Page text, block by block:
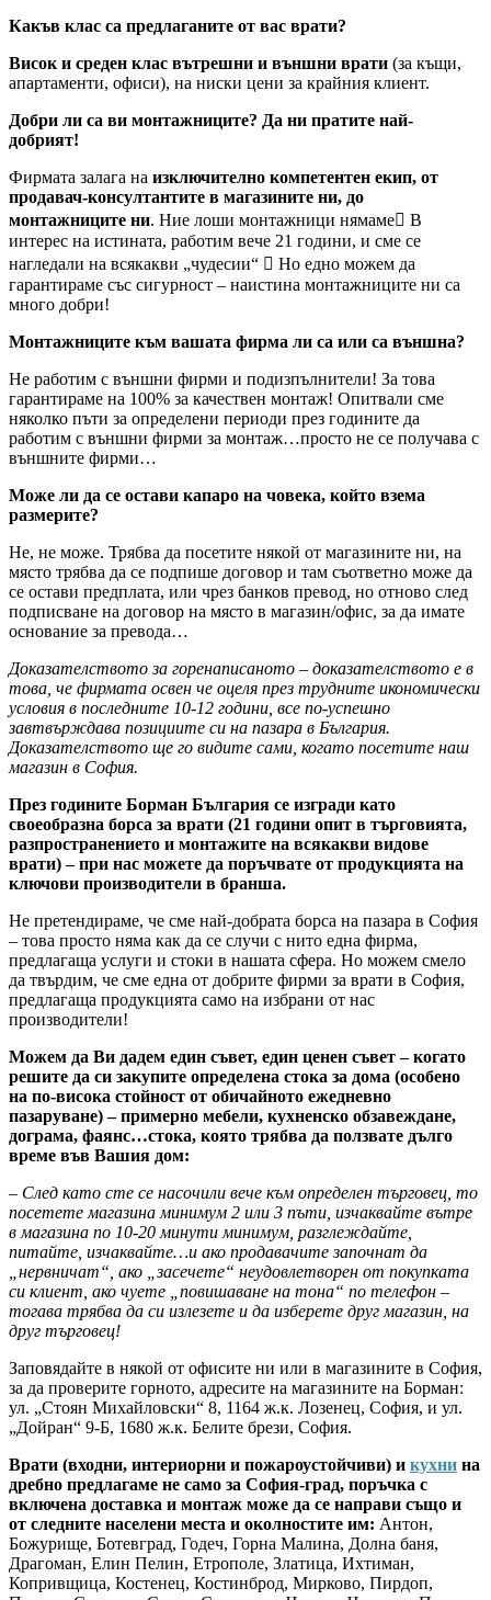
Какъв клас са предлаганите от вас врати?
Висок и среден клас вътрешни и външни врати (за къщи,
апартаменти, офиси), на ниски цени за крайния клиент.
Добри ли са ви монтажниците? Да ни пратите най-
добрият!
Фирмата залага на изключително компетентен екип, от
продавач-консултантите в магазините ни, до
монтажниците ни. Ние лоши монтажници нямаме В
интерес на истината, работим вече 21 години, и сме се
нагледали на всякакви „чудесии“  Но едно можем да
гарантираме със сигурност – наистина монтажниците ни са
много добри!
Монтажниците към вашата фирма ли са или са външна?
Не работим с външни фирми и подизпълнители! За това
гарантираме на 100% за качествен монтаж! Опитвали сме
няколко пъти за определени периоди през годините да
работим с външни фирми за монтаж…просто не се получава с
външните фирми…
Може ли да се остави капаро на човека, който взема
размерите?
Не, не може. Трябва да посетите някой от магазините ни, на
място трябва да се подпише договор и там съответно може да
се остави предплата, или чрез банков превод, но отново след
подписване на договор на място в магазин/офис, за да имате
основание за превода…
Доказателството за горенаписаното – доказателството е в
това, че фирмата освен че оцеля през трудните икономически
условия в последните 10-12 години, все по-успешно
завтвърждава позициите си на пазара в България.
Доказателството ще го видите сами, когато посетите наш
магазин в София.
През годините Борман България се изгради като
своеобразна борса за врати (21 години опит в търговията,
разпространението и монтажите на всякакви видове
врати) – при нас можете да поръчвате от продукцията на
ключови производители в бранша.
Не претендираме, че сме най-добрата борса на пазара в София
– това просто няма как да се случи с нито една фирма,
предлагаща услуги и стоки в нашата сфера. Но можем смело
да твърдим, че сме една от добрите фирми за врати в София,
предлагаща продукцията само на избрани от нас
производители!
Можем да Ви дадем един съвет, един ценен съвет – когато
решите да си закупите определена стока за дома (особено
на по-висока стойност от обичайното ежедневно
пазаруване) – примерно мебели, кухненско обзавеждане,
дограма, фаянс…стока, която трябва да ползвате дълго
време във Вашия дом:
– След като сте се насочили вече към определен търговец, то
посетете магазина минимум 2 или 3 пъти, изчаквайте вътре
в магазина по 10-20 минути минимум, разглеждайте,
питайте, изчаквайте…и ако продавачите започнат да
„нервничат“, ако „засечете“ неудовлетворен от покупката
си клиент, ако чуете „повишаване на тона“ по телефон –
тогава трябва да си излезете и да изберете друг магазин, на
друг търговец!
Заповядайте в някой от офисите ни или в магазините в София,
за да проверите горното, адресите на магазините на Борман:
ул. „Стоян Михайловски“ 8, 1164 ж.к. Лозенец, София, и ул.
„Дойран“ 9-Б, 1680 ж.к. Белите брези, София.
Врати (входни, интериорни и пожароустойчиви) и кухни на
дребно предлагаме не само за София-град, поръчка с
включена доставка и монтаж може да се направи също и
от следните населени места и околностите им: Антон,
Божурище, Ботевград, Годеч, Горна Малина, Долна баня,
Драгоман, Елин Пелин, Етрополе, Златица, Ихтиман,
Копривщица, Костенец, Костинброд, Мирково, Пирдоп,